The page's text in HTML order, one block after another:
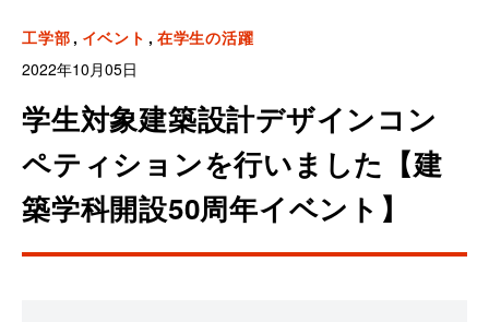
工学部 イベント
在学生の活躍
2022年10月05日
学生対象建築設計デザインコン
ペティションを行いました【建
築学科開設50周年イベント】